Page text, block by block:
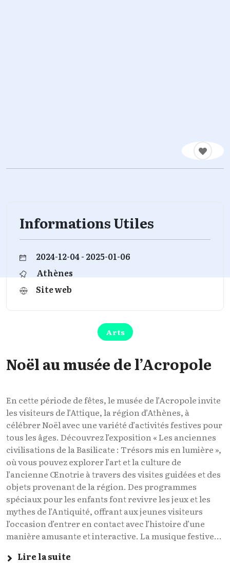
Informations Utiles
2024-12-04 - 2025-01-06
Athènes
Site web
Arts
Noël au musée de l’Acropole
En cette période de fêtes, le musée de l’Acropole invite
les visiteurs de l’Attique, la région d’Athènes, à
célébrer Noël avec une variété d’activités festives pour
tous les âges. Découvrez l’exposition « Les anciennes
civilisations de la Basilicate : Trésors mis en lumière »,
où vous pouvez explorer l’art et la culture de
l’ancienne Œnotrie à travers des visites guidées et des
objets provenant de la région. Des programmes
spéciaux pour les enfants font revivre les jeux et les
mythes de l’Antiquité, offrant aux jeunes visiteurs
l’occasion d’entrer en contact avec l’histoire d’une
manière amusante et interactive. La musique festive...
Lire la suite